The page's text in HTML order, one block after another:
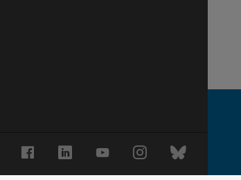
FacebookLinkedInYouTubeInstagramBluesky